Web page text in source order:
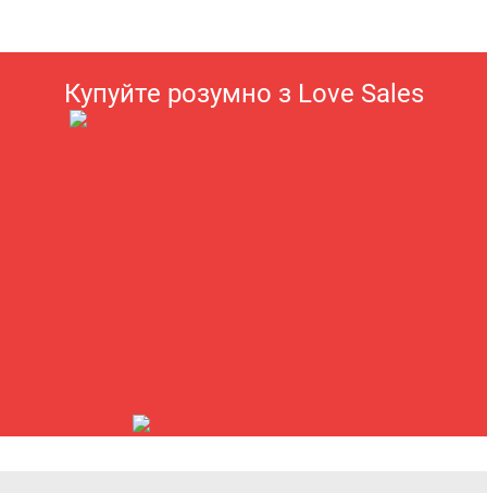
Купуйте розумно з Love Sales